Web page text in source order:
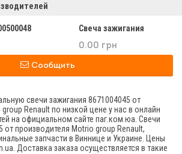
Свеча зажигания
0.00 грн
Сообщить
свечи зажигания 8671004045 от
Renault по низкой цене у нас в онлайн
на официальном сайте паг.ком.юа. Свечи
от производителя Motrio group Renault,
запчасти в Виннице и Украине. Цены
Доставка заказа осуществляется в такие